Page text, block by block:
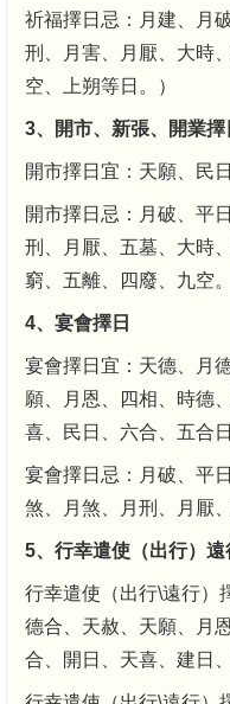
祈福擇日忌：月建、月
刑、月害、月厭、大時
空、上朔等日。）
3、開市、新張、開業擇
開市擇日宜：天願、民
開市擇日忌：月破、平
刑、月厭、五墓、大時
窮、五離、四廢、九空。
4、宴會擇日
宴會擇日宜：天德、月
願、月恩、四相、時德
喜、民日、六合、五合日
宴會擇日忌：月破、平
煞、月煞、月刑、月厭
5、行幸遣使（出行）遠
行幸遣使（出行\遠行）
德合、天赦、天願、月
合、開日、天喜、建日